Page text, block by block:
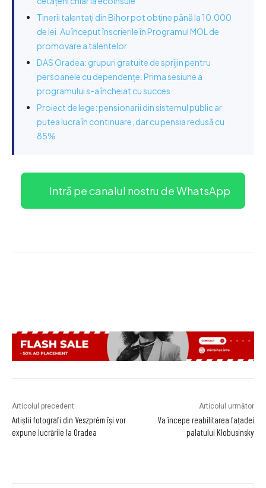
Tinerii talentați din Bihor pot obține până la 10.000
de lei. Au început înscrierile în Programul MOL de
promovare a talentelor
DAS Oradea: grupuri gratuite de sprijin pentru
persoanele cu dependențe. Prima sesiune a
programului s-a încheiat cu succes
Proiect de lege: pensionarii din sistemul public ar
putea lucra în continuare, dar cu pensia redusă cu
85%
Intră pe canalul nostru de WhatsApp
Articolul precedent
Artiștii fotografi din Veszprém își vor
expune lucrările la Oradea
Articolul următor
Va începe reabilitarea fațadei
palatului Klobusinsky